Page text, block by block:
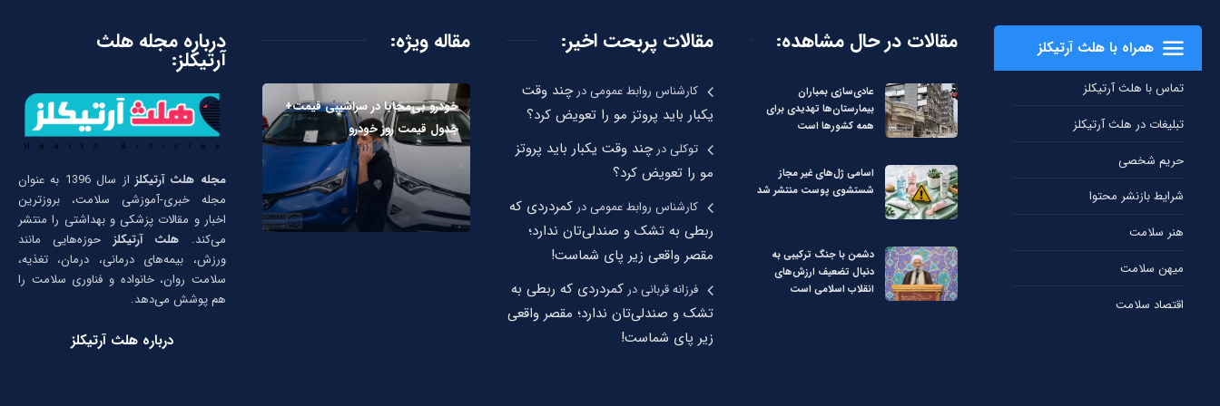
همراه با هلث آرتیکلز
تماس با هلث آرتیکلز
تبلیغات در هلث آرتیکلز
حریم شخصی
شرایط بازنشر محتوا
هنر سلامت
میهن سلامت
اقتصاد سلامت
مقالات در حال مشاهده:
عادی‌سازی بمباران
بیمارستان‌ها تهدیدی برای
همه کشورها است
اسامی ژل‌های غیر مجاز
شستشوی پوست منتشر شد
دشمن با جنگ ترکیبی به
دنبال تضعیف ارزش‌های
انقلاب اسلامی است
مقالات پربحت اخیر:
کارشناس روابط عمومیدرچند وقت
یکبار باید پروتز مو را تعویض کرد؟
توکلیدرچند وقت یکبار باید پروتز
مو را تعویض کرد؟
کارشناس روابط عمومیدر کمردردی که
ربطی به تشک و صندلی‌تان ندارد؛
مقصر واقعی زیر پای شماست!
فرزانه قربانیدر کمردردی که ربطی به
تشک و صندلی‌تان ندارد؛ مقصر واقعی
زیر پای شماست!
مقاله ویژه:
خودرو بی‌محابا در سراشیبی قیمت+
جدول قیمت روز خودرو
درباره مجله هلث
آرتیکلز:
مجله هلث آرتیکلز
از سال 1396 به عنوان
مجله خبری-آموزشی سلامت، بروزترین
اخبار و مقالات پزشکی و بهداشتی را منتشر
می‌کند. هلث آرتیکلز حوزه‌هایی مانند
ورزش، بیمه‌های درمانی، درمان، تغذیه،
سلامت روان، خانواده و فناوری سلامت را
هم پوشش می‌دهد.
درباره هلث آرتیکلز